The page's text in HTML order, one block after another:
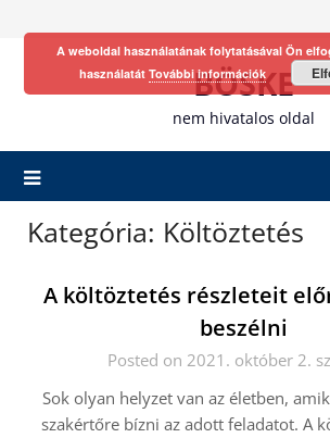
BÖSKE
nem hivatalos oldal
Kategória: Költöztetés
A költöztetés részleteit
beszélni
Posted on 2021. október 2.
Sok olyan helyzet van az életben,
szakértőre bízni az adott feladatot. A
A weboldal használatának folytatásával Ön
használatát További információk